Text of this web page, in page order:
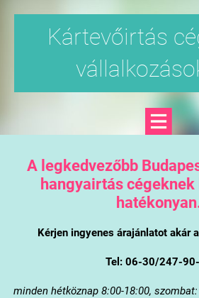
Kártevőirtás
A legkedvezőbb
hangyairtás cégeknek
Kérjen ingyenes árajánlatot akár
Tel: 06-30/247-
minden hétköznap 8:00-18:00,